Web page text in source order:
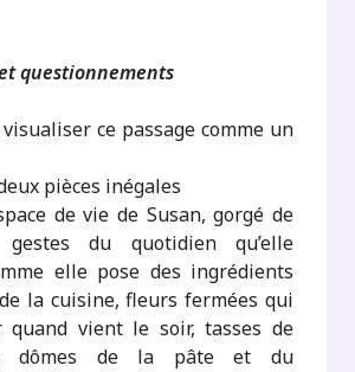
questionnements
ce passage comme un
pièces inégales
de vie de Susan, gorgé de
du quotidien qu’elle
elle pose des ingrédients
la cuisine, fleurs fermées qui
quand vient le soir, tasses de
dômes de la pâte et du